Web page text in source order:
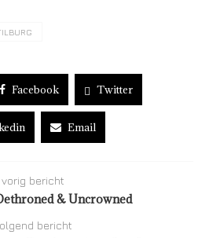
Facebook Twitter
Email
vorig bericht
& Uncrowned
bericht